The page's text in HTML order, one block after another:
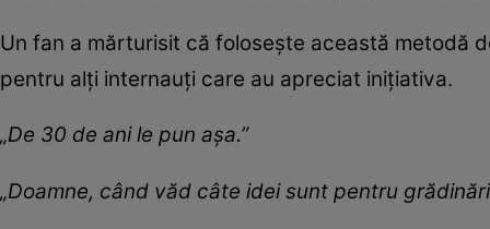
Un fan a mărturisit că folosește această metodă
pentru alți internauți care au apreciat inițiativa.
„De 30 de ani le pun așa.”
„Doamne, când văd câte idei sunt pentru